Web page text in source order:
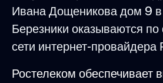
Ивана Дощеникова дом 9 в
Березники оказываются по
сети интернет-провайдера
Ростелеком обеспечивает